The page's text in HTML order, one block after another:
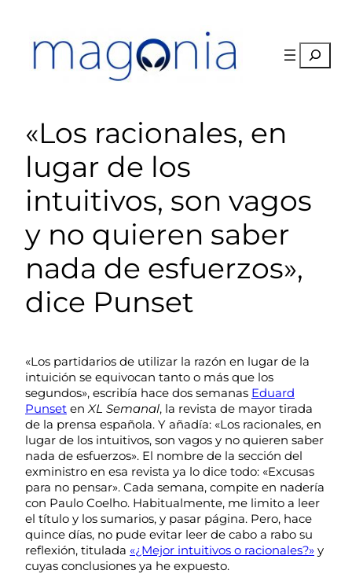
contenido
Buscar
«Los racionales, en
lugar de los
intuitivos, son vagos
y no quieren saber
nada de esfuerzos»,
dice Punset
«Los partidarios de utilizar la razón en lugar de la
intuición se equivocan tanto o más que los
segundos», escribía hace dos semanas Eduard
Punset enXL Semanal, la revista de mayor tirada
de la prensa española. Y añadía: «Los racionales, en
lugar de los intuitivos, son vagos y no quieren saber
nada de esfuerzos». El nombre de la sección del
exministro en esa revista ya lo dice todo: «Excusas
para no pensar». Cada semana, compite en nadería
con Paulo Coelho. Habitualmente, me limito a leer
el título y los sumarios, y pasar página. Pero, hace
quince días, no pude evitar leer de cabo a rabo su
reflexión, titulada «¿Mejor intuitivos o racionales?» y
cuyas conclusiones ya he expuesto.